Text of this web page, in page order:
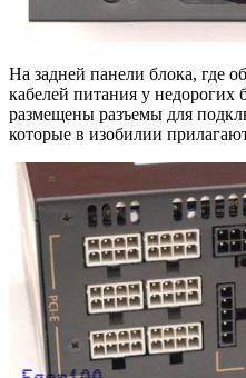
На задней панели блока, где
кабелей питания у недорогих
размещены разъемы для
которые в изобилии